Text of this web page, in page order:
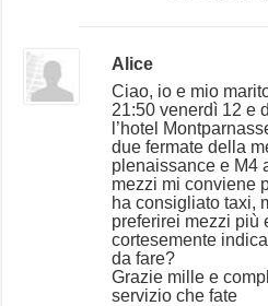
Alice
Ciao, io e mio
21:50 venerdì 12 e
l’hotel
due fermate della
plenaissance e M4
mezzi mi conviene
ha consigliato taxi,
preferirei mezzi più
cortesemente
da fare?
Grazie mille e
servizio che fate